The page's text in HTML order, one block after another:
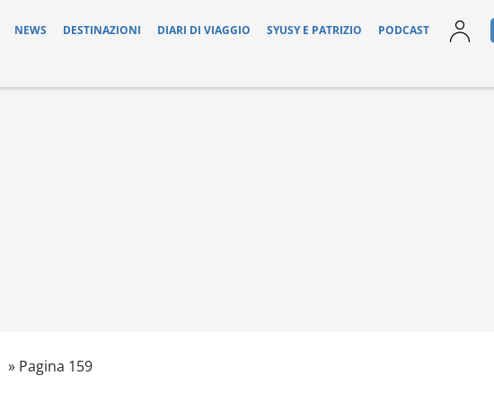
NEWS DESTINAZIONI DIARI DI VIAGGIO SYUSY E PATRIZIO PODCAST
» Pagina 159